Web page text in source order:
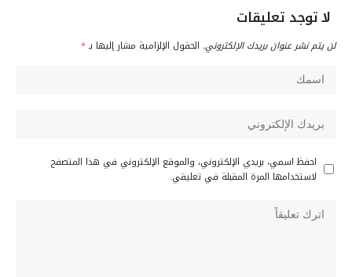
لا توجد تعليقات
لن يتم نشر عنوان بريدك الإلكتروني. الحقول الإلزامية مشار إليها بـ*
احفظ اسمي، بريدي الإلكتروني، والموقع الإلكتروني في هذا المتصفح
لاستخدامها المرة المقبلة في تعليقي.